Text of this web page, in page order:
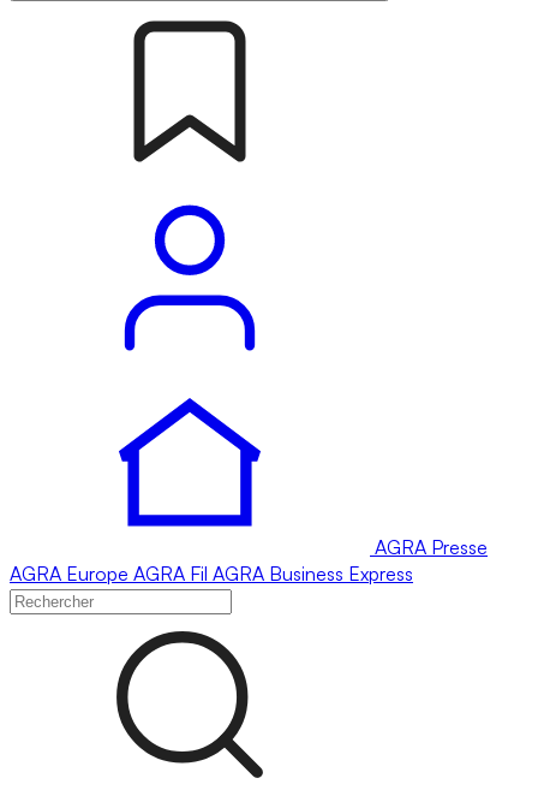
AGRA Presse
AGRA Europe AGRA Fil AGRA Business Express